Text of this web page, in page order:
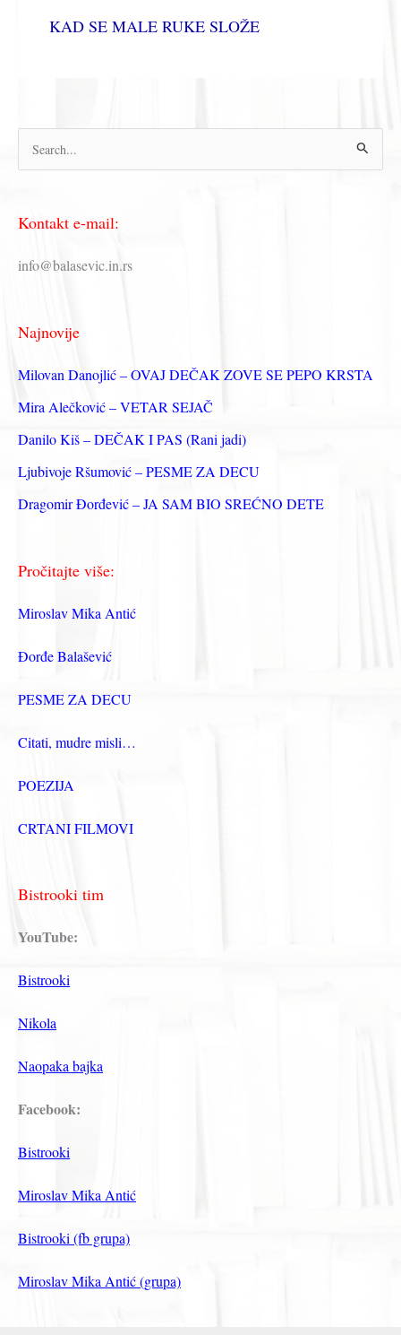
KAD SE MALE RUKE SLOŽE
р
т
а
з
а
Kontakt e-mail:
info@balasevic.in.rs
Najnovije
Milovan Danojlić – OVAJ DEČAK ZOVE SE PEPO KRSTA
Mira Alečković – VETAR SEJAČ
Danilo Kiš – DEČAK I PAS (Rani jadi)
Ljubivoje Ršumović – PESME ZA DECU
Dragomir Đorđević – JA SAM BIO SREĆNO DETE
Pročitajte više:
Miroslav Mika Antić
Đorđe Balašević
PESME ZA DECU
Citati, mudre misli…
POEZIJA
CRTANI FILMOVI
Bistrooki tim
YouTube:
Bistrooki
Nikola
Naopaka bajka
Facebook:
Bistrooki
Miroslav Mika Antić
Bistrooki (fb grupa)
Miroslav Mika Antić (grupa)